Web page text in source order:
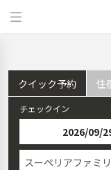
クイック予約 住
チェックイン
スーペリアファミ